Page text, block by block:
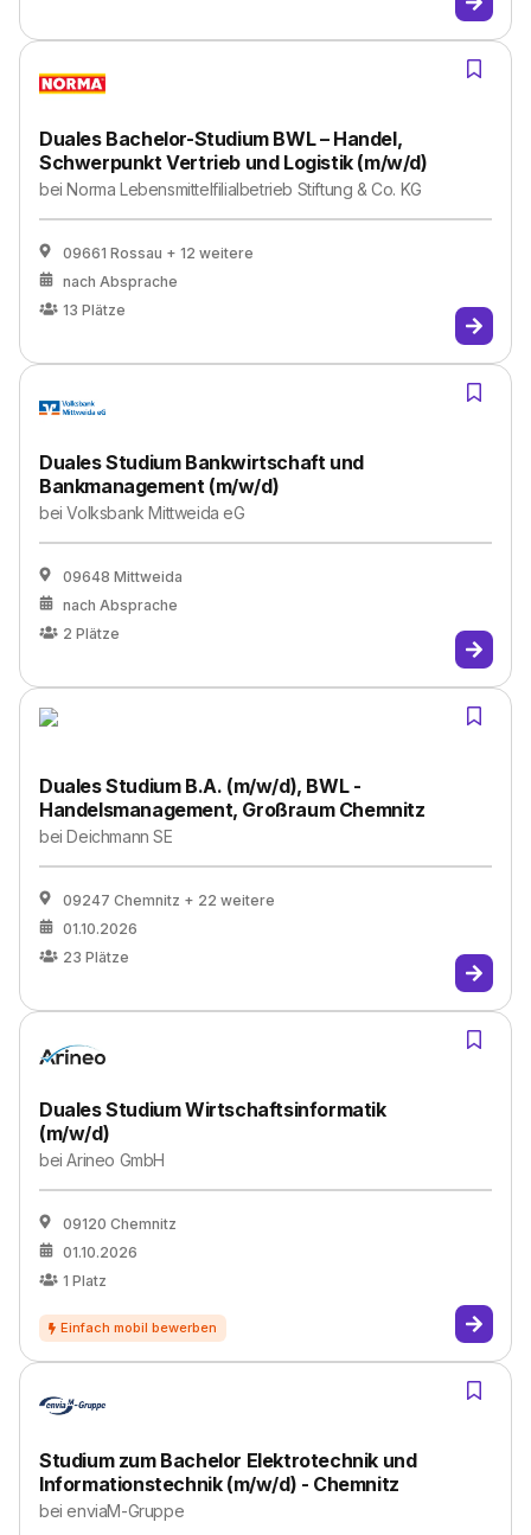
Duales Bachelor-Studium BWL – Handel,
Schwerpunkt Vertrieb und Logistik (m/w/d)
beiNorma Lebensmittelfilialbetrieb Stiftung & Co. KG
09661 Rossau + 12 weitere
nach Absprache
13 Plätze
Duales Studium Bankwirtschaft und
Bankmanagement (m/w/d)
beiVolksbank Mittweida eG
09648 Mittweida
nach Absprache
2 Plätze
Duales Studium B.A. (m/w/d), BWL -
Handelsmanagement, Großraum Chemnitz
beiDeichmann SE
09247 Chemnitz + 22 weitere
01.10.2026
23 Plätze
Duales Studium Wirtschaftsinformatik
(m/w/d)
beiArineo GmbH
09120 Chemnitz
01.10.2026
1 Platz
Studium zum Bachelor Elektrotechnik und
Informationstechnik (m/w/d) - Chemnitz
beienviaM-Gruppe